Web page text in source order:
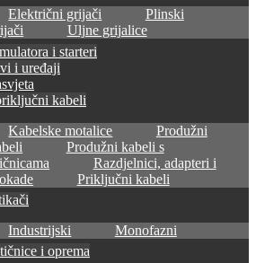
Električni grijači
Plinski
Uljne grijalice
i starteri
i uređaji
kabeli
Kabelske motalice
Produžni
Produžni kabeli s
Razdjelnici, adapteri i
Priključni kabeli
Industrijski
Monofazni
i oprema